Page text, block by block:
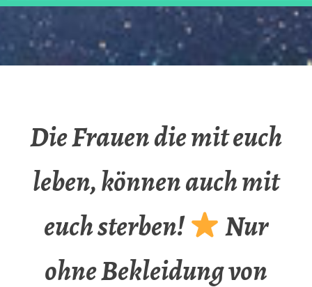
Die Frauen die mit euch
leben, können auch mit
euch sterben!
Nur
ohne Bekleidung von